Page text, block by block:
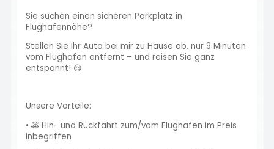
Sie suchen einen sicheren Parkplatz in
Flughafennähe?
Stellen Sie Ihr Auto bei mir zu Hause ab, nur 9 Minuten
vom Flughafen entfernt – und reisen Sie ganz
entspannt! 😌
Unsere Vorteile:
• 🚕 Hin- und Rückfahrt zum/vom Flughafen im Preis
inbegriffen